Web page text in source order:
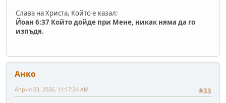
Слава на Христа, Който е казал:
Йоан 6:37 Който дойде при Мене, никак няма да го
изпъдя.
Анко
#33
Април 03, 2026, 11:17:24 AM